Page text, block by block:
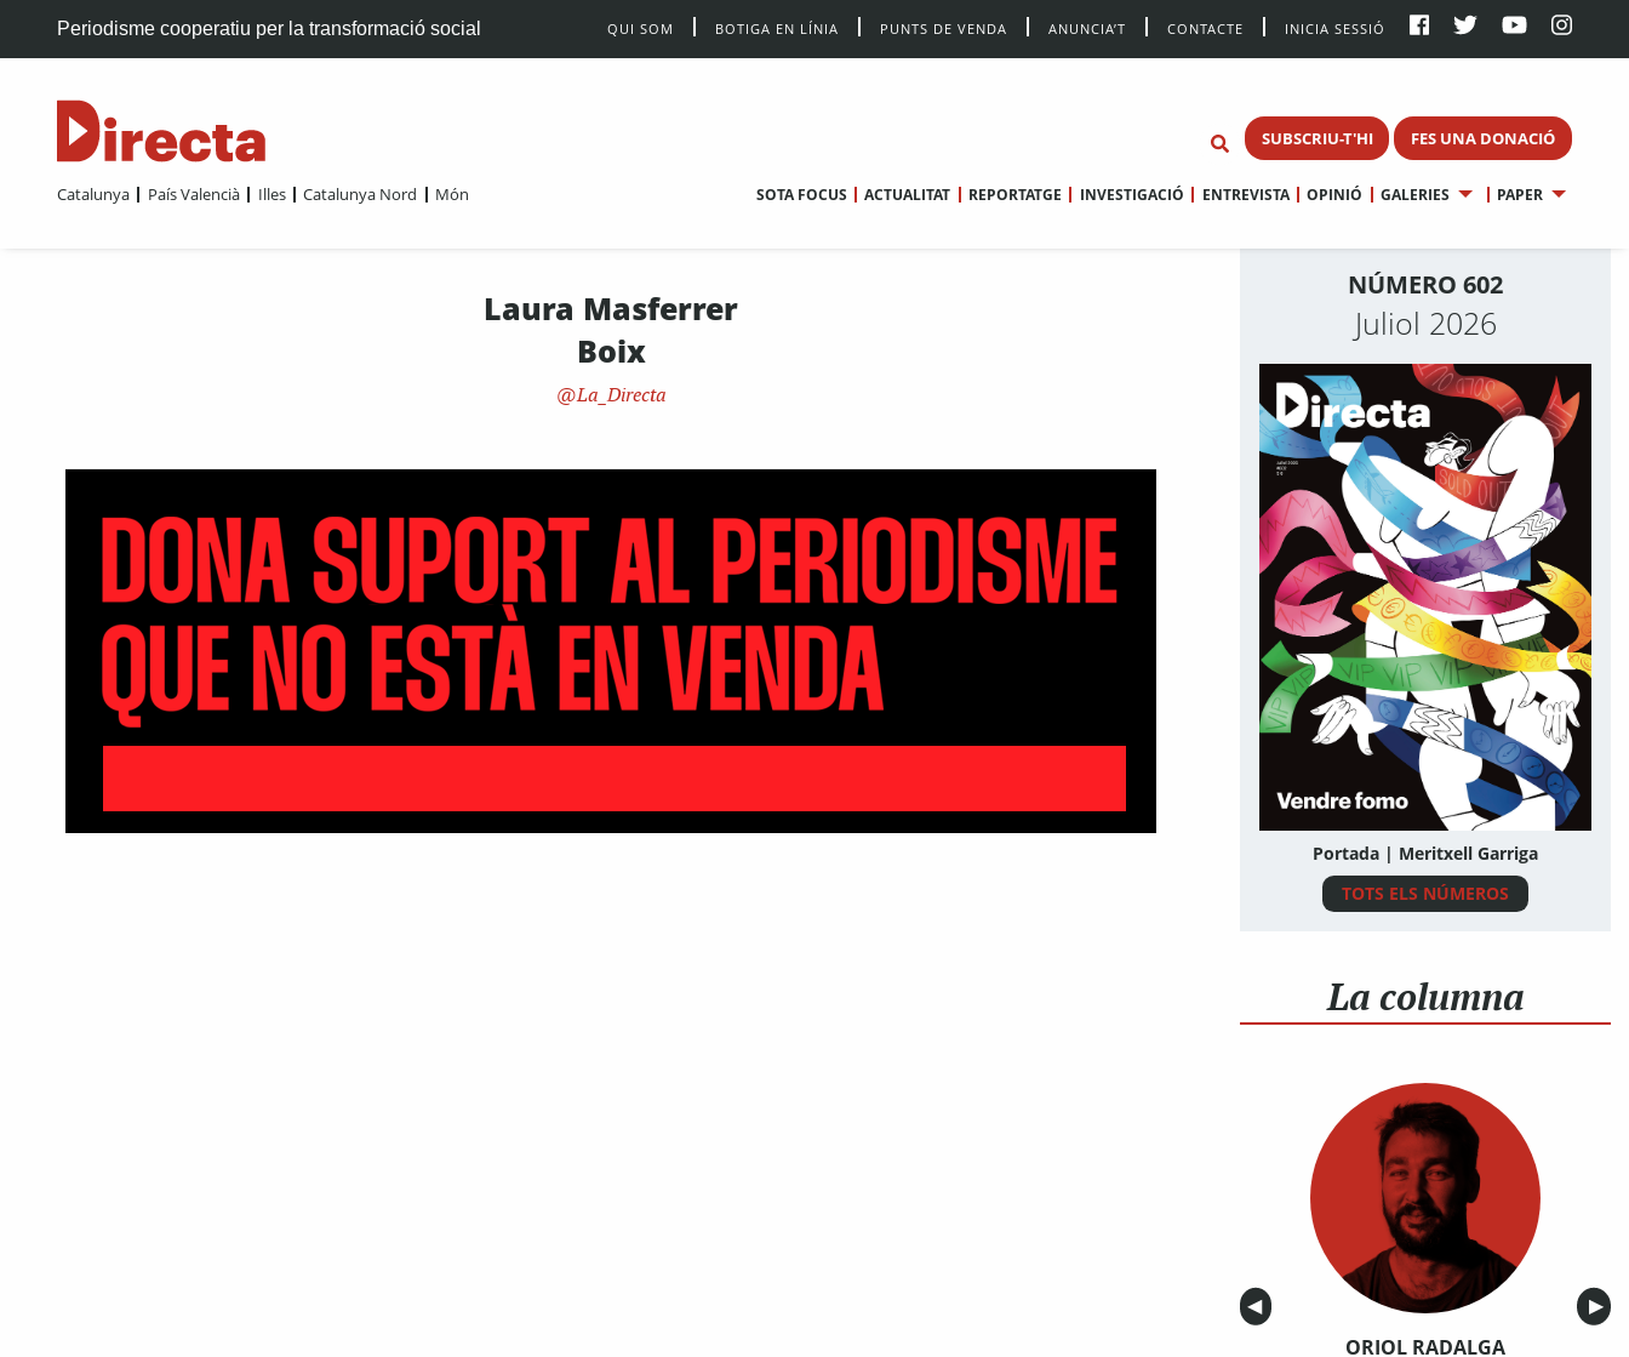
Periodisme cooperatiu per la transformació social QUI SOM BOTIGA EN LÍNIA PUNTS DE VENDA ANUNCIA’T CONTACTE INICIA SESSIÓ
SUBSCRIU-T'HI FES UNA DONACIÓ
Catalunya País Valencià Illes Catalunya Nord Món SOTA FOCUS ACTUALITAT REPORTATGE INVESTIGACIÓ ENTREVISTA OPINIÓ GALERIES PAPER
Laura Masferrer
Boix
La_Directa
NÚMERO 602
Juliol 2026
Portada | Meritxell Garriga
TOTS ELS NÚMEROS
La columna
Anterior
◀︎ ▶︎
ORIOL RADALGA